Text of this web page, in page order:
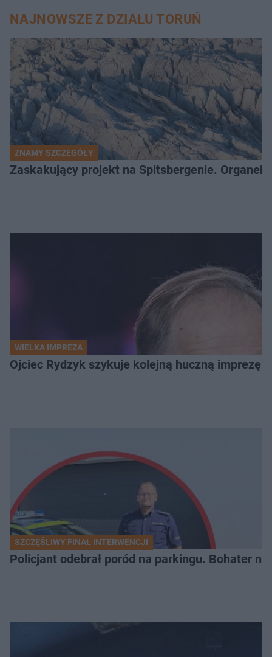
NAJNOWSZE Z DZIAŁU TORUŃ
ZNAMY SZCZEGÓŁY
Zaskakujący projekt na Spitsbergenie.
WIELKA IMPREZA
Ojciec Rydzyk szykuje kolejną huczną imprezę.
SZCZĘŚLIWY FINAŁ INTERWENCJI
Policjant odebrał poród na parkingu. Bohater